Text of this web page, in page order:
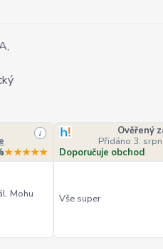
i
★★★★★
Mohu
Ověřený
Přidáno 3.
Doporučuje obchod
Vše super